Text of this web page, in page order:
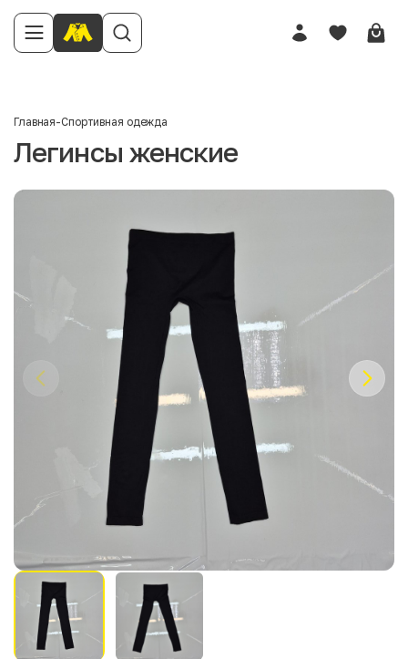
Главная-Спортивная одежда
Легинсы женские